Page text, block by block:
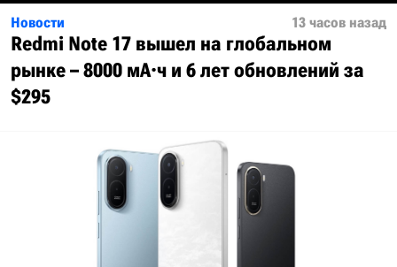
Новости 13 часов назад
Redmi Note 17 вышел на глобальном
рынке – 8000 мА·ч и 6 лет обновлений за
$295